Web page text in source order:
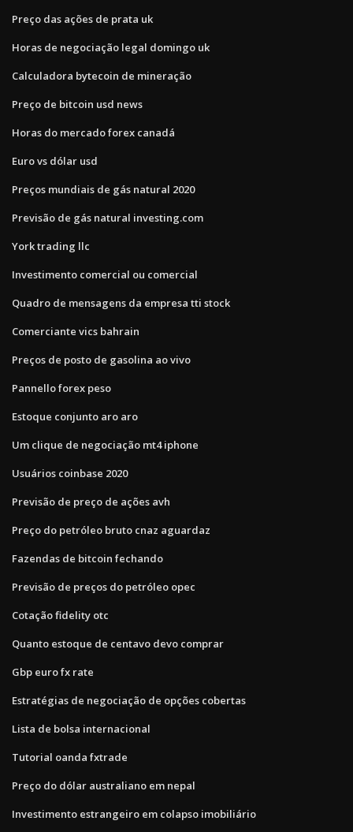
Preço das ações de prata uk
Horas de negociação legal domingo uk
Calculadora bytecoin de mineração
Preço de bitcoin usd news
Horas do mercado forex canadá
Euro vs dólar usd
Preços mundiais de gás natural 2020
Previsão de gás natural investing.com
York trading llc
Investimento comercial ou comercial
Quadro de mensagens da empresa tti stock
Comerciante vics bahrain
Preços de posto de gasolina ao vivo
Pannello forex peso
Estoque conjunto aro aro
Um clique de negociação mt4 iphone
Usuários coinbase 2020
Previsão de preço de ações avh
Preço do petróleo bruto cnaz aguardaz
Fazendas de bitcoin fechando
Previsão de preços do petróleo opec
Cotação fidelity otc
Quanto estoque de centavo devo comprar
Gbp euro fx rate
Estratégias de negociação de opções cobertas
Lista de bolsa internacional
Tutorial oanda fxtrade
Preço do dólar australiano em nepal
Investimento estrangeiro em colapso imobiliário